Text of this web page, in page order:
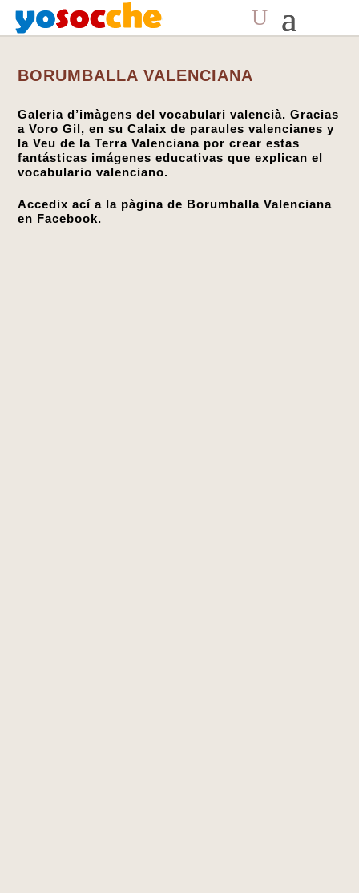
BORUMBALLA VALENCIANA
Galeria d’imàgens del vocabulari valencià. Gracias
a Voro Gil, en su Calaix de paraules valencianes y
la Veu de la Terra Valenciana por crear estas
fantásticas imágenes educativas que explican el
vocabulario valenciano.
Accedix ací a la pàgina de Borumballa Valenciana
en Facebook.